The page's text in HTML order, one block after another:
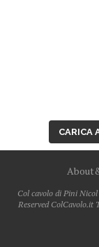
CARICA
Col cavolo di Pini
Reserved